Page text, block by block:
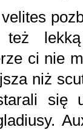
też
ci nie
niż
się